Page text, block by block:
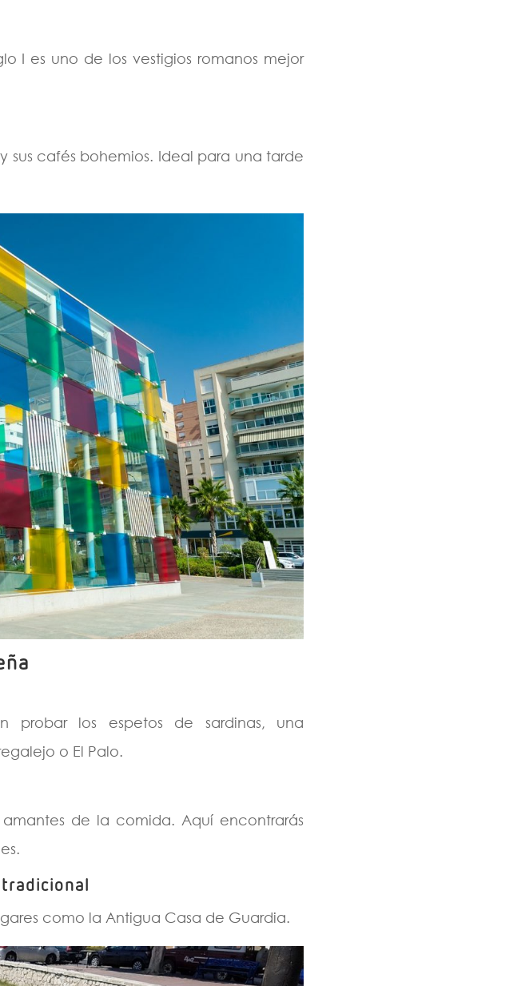
I es uno de los vestigios romanos mejor
sus cafés bohemios. Ideal para una tarde
probar los espetos de sardinas, una
o El Palo.
de la comida. Aquí encontrarás
como la Antigua Casa de Guardia.